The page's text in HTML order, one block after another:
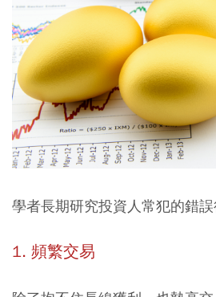
學者長期研究投資人常犯的錯誤
1. 頻繁交易